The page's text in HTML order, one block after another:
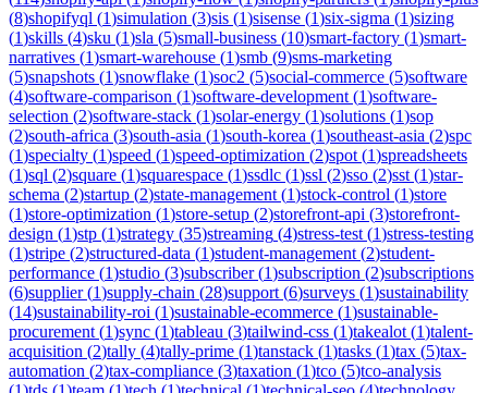
(8)shopifyql (1)simulation (3)sis (1)sisense (1)six-sigma (1)sizing
(1)skills (4)sku (1)sla (5)small-business (10)smart-factory (1)smart-
narratives (1)smart-warehouse (1)smb (9)sms-marketing
(5)snapshots (1)snowflake (1)soc2 (5)social-commerce (5)software
(4)software-comparison (1)software-development (1)software-
selection (2)software-stack (1)solar-energy (1)solutions (1)sop
(2)south-africa (3)south-asia (1)south-korea (1)southeast-asia (2)spc
(1)specialty (1)speed (1)speed-optimization (2)spot (1)spreadsheets
(1)sql (2)square (1)squarespace (1)ssdlc (1)ssl (2)sso (2)sst (1)star-
schema (2)startup (2)state-management (1)stock-control (1)store
(1)store-optimization (1)store-setup (2)storefront-api (3)storefront-
design (1)stp (1)strategy (35)streaming (4)stress-test (1)stress-testing
(1)stripe (2)structured-data (1)student-management (2)student-
performance (1)studio (3)subscriber(1)subscription (2)subscriptions
(6)supplier(1)supply-chain (28)support (6)surveys (1)sustainability
(14)sustainability-roi (1)sustainable-ecommerce (1)sustainable-
procurement (1)sync (1)tableau (3)tailwind-css (1)takealot (1)talent-
acquisition (2)tally (4)tally-prime (1)tanstack (1)tasks (1)tax (5)tax-
automation (2)tax-compliance (3)taxation (1)tco (5)tco-analysis